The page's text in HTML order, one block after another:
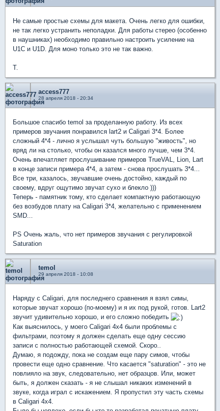
Не самые простые схемы для макета. Очень легко для ошибки,
не так легко устранить неполадки. Для работы стерео (особенно
в наушниках) необходимо правильно настроить усиление на
U1C и U1D. Для моно только это не так важно.
T.
access777
28 апреля 2018 - 20:34
Большое спасибо temol за проделанную работу. Из всех
примеров звучания понравился lart2 и Caligari 3*4. Более
сложный 4*4 - лично я услышал чуть большую "живость", но
вряд ли на столько, чтобы он казался много лучше, чем 3*4.
Очень впечатляет прослушивание примеров TrueVAL, Lion, Lart
в конце записи примера 4*4, а затем - снова прослушать 3*4...
Все три, казалось, звучавшие очень достойно, каждый по
своему, вдруг ощутимо звучат сухо и блекло )))
Теперь - памятник тому, кто сделает компактную работающую
без возбудов плату на Caligari 3*4, желательно с применением
SMD...
PS Очень жаль, что нет примеров звучания с регулировкой
Saturation
temol
29 апреля 2018 - 10:08
Наряду с Caligari, для последнего сравнения я взял симы,
которые звучат хорошо (по-моему) и я их под рукой, готов. Lart2
звучит удивительно хорошо, и его сложно победить
Как выяснилось, у моего Caligari 4x4 были проблемы с
фильтрами, поэтому я должен сделать еще одну сессию
записи с полностью работающей схемой. Скоро..
Думаю, я подожду, пока не создам еще пару симов, чтобы
провести еще одно сравнение. Что касается "saturation" - это не
повлияло на звук, следовательно, нет образцов. Или, может
быть, я должен сказать - я не слышал никаких изменений в
звуке, когда играл с искажением. Я пропустил эту часть схемы
в Caligari 4x4.